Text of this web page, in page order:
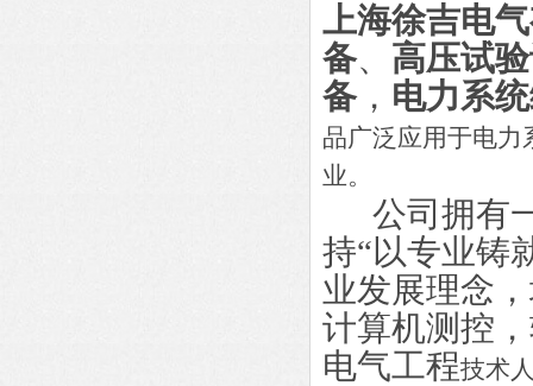
上海徐吉电
备、 高压试
备， 电力系
品广泛应用于电力
业。
公司拥有
持“以专业铸
业发展理念
计算机测控
电气工程技术